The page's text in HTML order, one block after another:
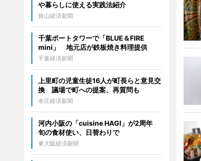
や暮らしに使える実践法紹介
狭山経済新聞
千葉ポートタワーで「BLUE＆FIRE
mini」 地元店が鉄板焼き料理提供
千葉経済新聞
上里町の児童生徒16人が町長らと意見交
換 議場で町への提案、再質問も
本庄経済新聞
河内小阪の「cuisine HAGI」が2周年
旬の食材使い、日替わりで
東大阪経済新聞